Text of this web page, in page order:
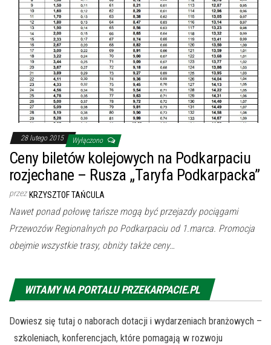
28 lutego 2015 Wyłączono
Ceny biletów kolejowych na Podkarpaciu
rozjechane – Rusza „Taryfa Podkarpacka”
przez KRZYSZTOF TAŃCULA
Nawet ponad połowę tańsze mogą być przejazdy pociągami
Przewozów Regionalnych po Podkarpaciu od 1.marca. Promocja
obejmie wszystkie trasy, obniży także ceny…
WITAMY NA PORTALU PRZEKARPACIE.PL
Dowiesz się tutaj o naborach dotacji i wydarzeniach branżowych –
szkoleniach, konferencjach, które pomagają w rozwoju